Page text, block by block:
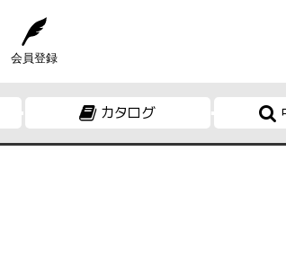
会員登録
カタログ